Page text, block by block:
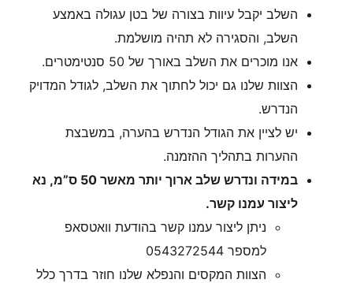
השלב יקבל עיוות בצורה של בטן עגולה באמצע
השלב, והסגירה לא תהיה מושלמת.
אנו מוכרים את השלב באורך של 50 סנטימטרים.
הצוות שלנו גם יכול לחתוך את השלב, לגודל המדויק
הנדרש.
יש לציין את הגודל הנדרש בהערה, במשבצת
ההערות בתהליך ההזמנה.
במידה ונדרש שלב ארוך יותר מאשר 50 ס”מ, נא
ליצור עמנו קשר.
ניתן ליצור עמנו קשר בהודעת וואטסאפ
למספר 0543272544
הצוות המקסים והנפלא שלנו חוזר בדרך כלל